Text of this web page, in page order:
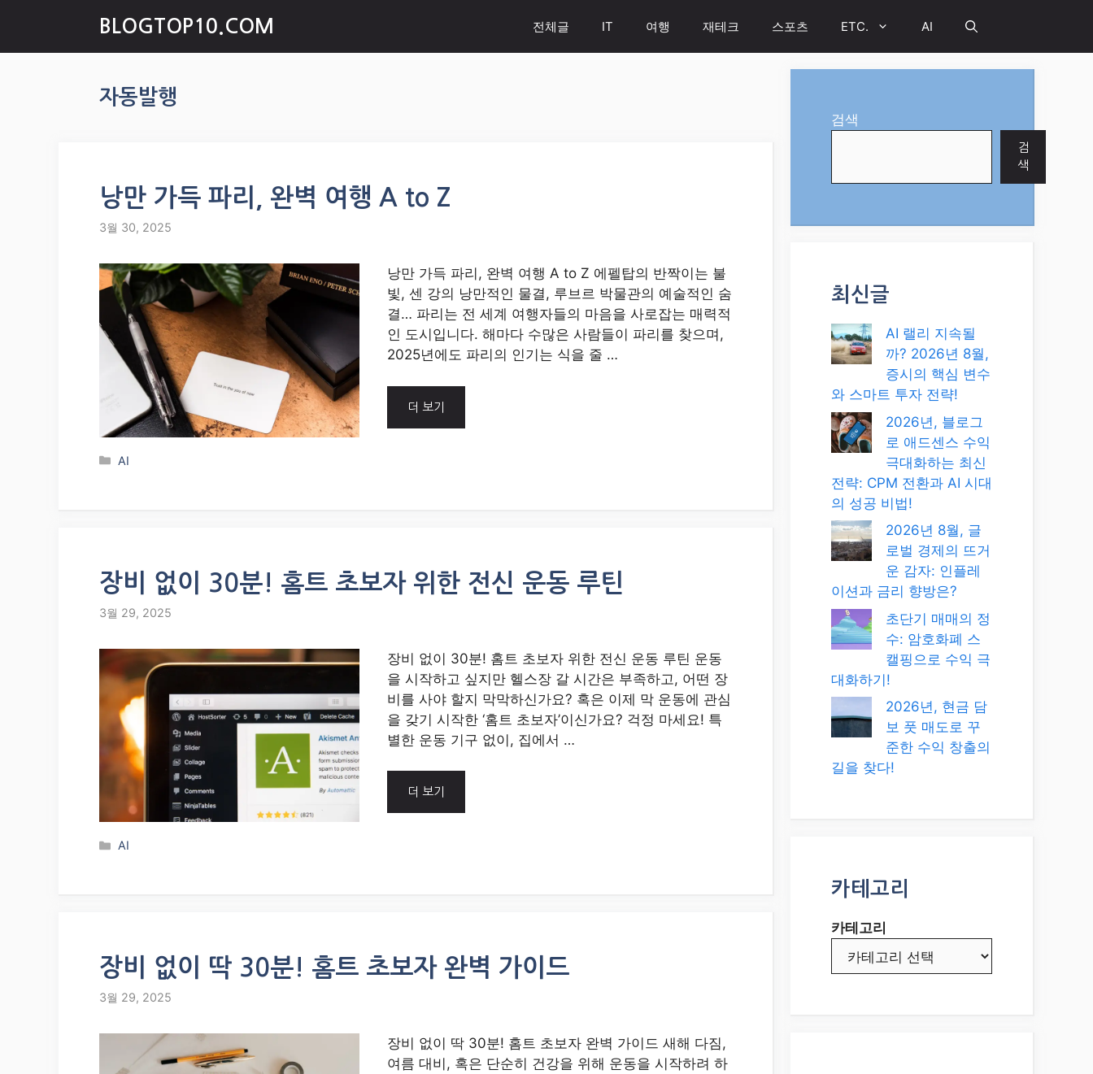
content
BLOGTOP10.COM 전체글 IT 여행 재테크 스포츠 ETC. AI
자동발행
낭만 가득 파리, 완벽 여행 A to Z
3월 30, 2025
낭만 가득 파리, 완벽 여행 A to Z 에펠탑의 반짝이는 불
빛, 센 강의 낭만적인 물결, 루브르 박물관의 예술적인 숨
결… 파리는 전 세계 여행자들의 마음을 사로잡는 매력적
인 도시입니다. 해마다 수많은 사람들이 파리를 찾으며,
2025년에도 파리의 인기는 식을 줄 …
더 보기
Categories
AI
장비 없이 30분! 홈트 초보자 위한 전신 운동 루틴
3월 29, 2025
장비 없이 30분! 홈트 초보자 위한 전신 운동 루틴 운동
을 시작하고 싶지만 헬스장 갈 시간은 부족하고, 어떤 장
비를 사야 할지 막막하신가요? 혹은 이제 막 운동에 관심
을 갖기 시작한 ‘홈트 초보자’이신가요? 걱정 마세요! 특
별한 운동 기구 없이, 집에서 …
더 보기
Categories
AI
장비 없이 딱 30분! 홈트 초보자 완벽 가이드
3월 29, 2025
장비 없이 딱 30분! 홈트 초보자 완벽 가이드 새해 다짐,
여름 대비, 혹은 단순히 건강을 위해 운동을 시작하려 하
검색
검
색
최신글
AI 랠리 지속될
까? 2026년 8월,
증시의 핵심 변수
와 스마트 투자 전략!
2026년, 블로그
로 애드센스 수익
극대화하는 최신
전략: CPM 전환과 AI 시대
의 성공 비법!
2026년 8월, 글
로벌 경제의 뜨거
운 감자: 인플레
이션과 금리 향방은?
초단기 매매의 정
수: 암호화폐 스
캘핑으로 수익 극
대화하기!
2026년, 현금 담
보 풋 매도로 꾸
준한 수익 창출의
길을 찾다!
카테고리
카테고리